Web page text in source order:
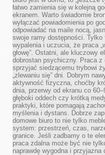
łatwo zamienia się w kolejną
ekranem. Warto świadomie
wyłączać powiadomienia po
odpowiadać na maile nocą,
swoje ramy dostępności. Tylko
wypalenia i uczucia, że praca
głowę”. Ostatni, ale kluczowy
dobrostan psychiczny. Praca z
sprzyjać siedzącemu trybowi
„zlewaniu się” dni. Dobrym
aktywność fizyczna, choćby
dnia, przerwy od ekranu co
głęboki oddech czy krótką
praktyki, które pomagają
myślenia i dystans. Dobrze
domowe biuro to nie tylko
system: przestrzeń, czas,
granice. Jeśli zadbamy o te
praca zdalna może być nie
naprawdę wygodna i przyjazna